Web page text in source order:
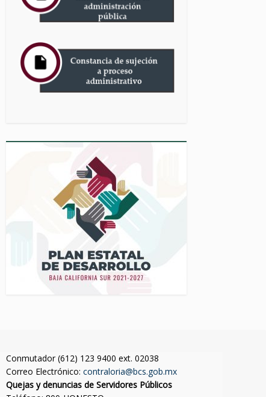
Conmutador (612) 123 9400 ext. 02038
Correo Electrónico:contraloria@bcs.gob.mx
Quejas y denuncias de Servidores Públicos